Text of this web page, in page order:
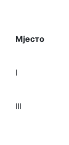
Мјесто
I
III